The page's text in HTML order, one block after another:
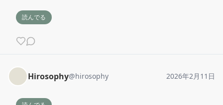
読んでる
Hirosophy@hirosophy 2026年2月11日